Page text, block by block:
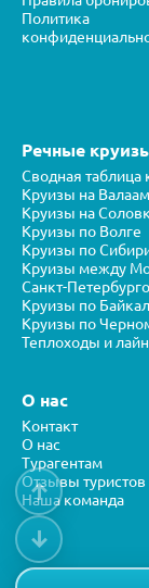
Политика
Речные
Сводная таблица
Круизы на Валаам
Круизы на
Круизы по Волге
Круизы по
Круизы между
Санкт-
Круизы по
Круизы по
Теплоходы и
О нас
Контакт
О нас
Турагентам
Отзывы туристов
Наша команда
↑
↓